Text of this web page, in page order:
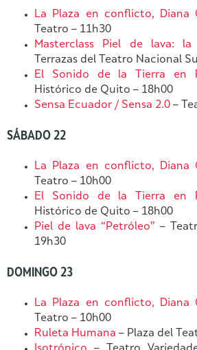
La Plaza en conflicto, Diana
Teatro – 11h30
Masterclass Piel de lava:
Terrazas del Teatro Nacional
El Sonido de la Tierra en
Histórico de Quito – 18h00
Sensa Ecuador / Sensa 2.0 –
SÁBADO 22
La Plaza en conflicto, Diana
Teatro – 10h00
El Sonido de la Tierra en
Histórico de Quito – 18h00
Piel de lava “Petróleo” –
19h30
DOMINGO 23
La Plaza en conflicto, Diana
Teatro – 10h00
Ruleta Humana – Plaza del